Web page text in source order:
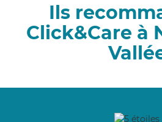
Ils
Click&Care à